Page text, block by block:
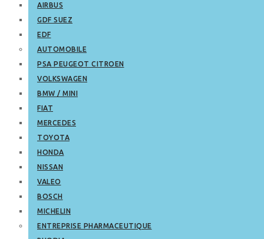
AIRBUS
GDF SUEZ
EDF
AUTOMOBILE
PSA PEUGEOT CITROEN
VOLKSWAGEN
BMW / MINI
FIAT
MERCEDES
TOYOTA
HONDA
NISSAN
VALEO
BOSCH
MICHELIN
ENTREPRISE PHARMACEUTIQUE